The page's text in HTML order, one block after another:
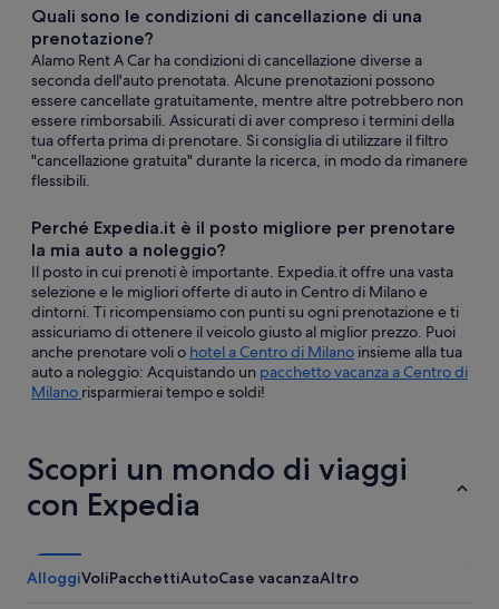
Quali sono le condizioni di cancellazione di una
prenotazione?
Alamo Rent A Car ha condizioni di cancellazione diverse a
seconda dell'auto prenotata. Alcune prenotazioni possono
essere cancellate gratuitamente, mentre altre potrebbero non
essere rimborsabili. Assicurati di aver compreso i termini della
tua offerta prima di prenotare. Si consiglia di utilizzare il filtro
"cancellazione gratuita" durante la ricerca, in modo da rimanere
flessibili.
Perché Expedia.it è il posto migliore per prenotare
la mia auto a noleggio?
Il posto in cui prenoti è importante. Expedia.it offre una vasta
selezione e le migliori offerte di auto in Centro di Milano e
dintorni. Ti ricompensiamo con punti su ogni prenotazione e ti
assicuriamo di ottenere il veicolo giusto al miglior prezzo. Puoi
anche prenotare voli o hotel a Centro di Milano insieme alla tua
auto a noleggio: Acquistando un pacchetto vacanza a Centro di
Milano risparmierai tempo e soldi!
Scopri un mondo di viaggi
con Expedia
AlloggiVoliPacchettiAutoCase vacanzaAltro